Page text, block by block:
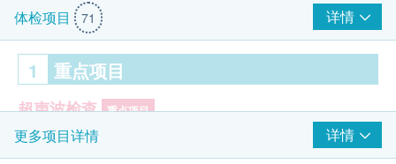
体检项目 71 详情
1 重点项目
超声波检查 重点项目
B超檢查- 乳房
更多项目详情 详情